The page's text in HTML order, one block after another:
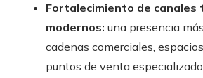
Fortalecimiento de canales
modernos: una presencia
cadenas comerciales,
puntos de venta